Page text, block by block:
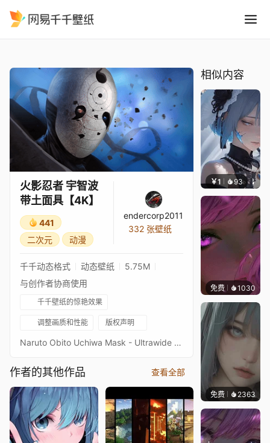
火影忍者 宇智波
带土面具【4K】
441
二次元
动漫
endercorp2011
332 张壁纸
千千动态格式 动态壁纸
5.75M
与创作者协商使用
千千壁纸的惊艳效果
调整画质和性能 版权声明
Naruto Obito Uchiwa Mask - Ultrawide - 5120x2160 - 3440x1440Original picture from WallpaperflareImage quality is a priority, high-end setup recommendedKeywords : Anime, Konoha, Minato, Character, 2160p, 4K, HD
作者的其他作品 查看全部
相似内容
￥1 93 辰东
免费 1030辰东
免费 2363辰东